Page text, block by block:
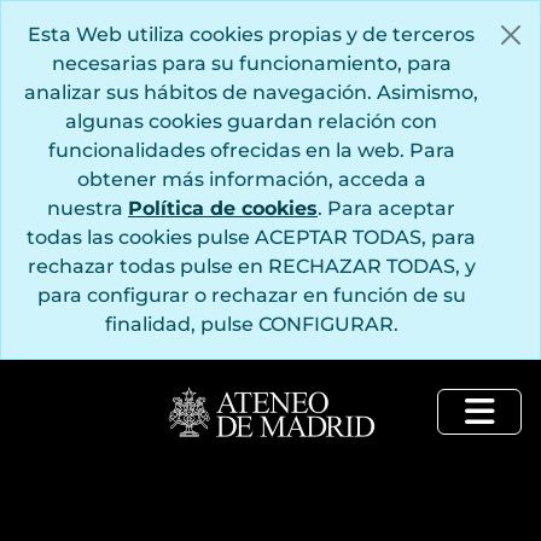
Esta Web utiliza cookies propias y de terceros
necesarias para su funcionamiento, para
analizar sus hábitos de navegación. Asimismo,
algunas cookies guardan relación con
funcionalidades ofrecidas en la web. Para
obtener más información, acceda a
nuestra Política de cookies. Para aceptar
todas las cookies pulse ACEPTAR TODAS, para
rechazar todas pulse en RECHAZAR TODAS, y
para configurar o rechazar en función de su
finalidad, pulse CONFIGURAR.